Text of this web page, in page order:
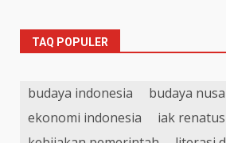
TAQ POPULER
budaya indonesia
budaya
ekonomi indonesia
iak renatus